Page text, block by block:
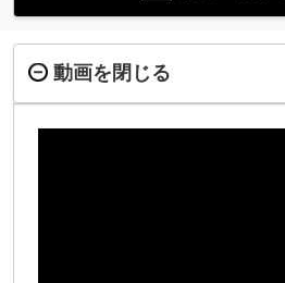
動画を閉じる